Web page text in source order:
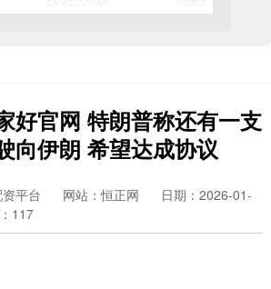
好官网 特朗普称还有一支
向伊朗 希望达成协议
平台 网站：恒正网
日期：2026-01-
117